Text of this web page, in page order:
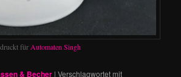
für Automaten Singh
& Becher |Verschlagwortet mit